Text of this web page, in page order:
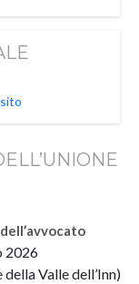
2026
Valle dell’Inn)